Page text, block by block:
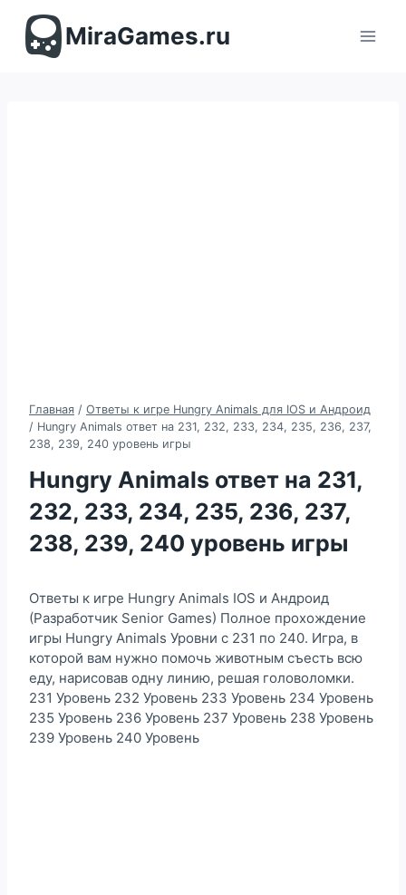
содержимомуMiraGames.ru
Главная / Ответы к игре Hungry Animals для IOS и Андроид
/ Hungry Animals ответ на 231, 232, 233, 234, 235, 236, 237,
238, 239, 240 уровень игры
Hungry Animals ответ на 231,
232, 233, 234, 235, 236, 237,
238, 239, 240 уровень игры
Ответы к игре Hungry Animals IOS и Андроид
(Разработчик Senior Games) Полное прохождение
игры Hungry Animals Уровни с 231 по 240. Игра, в
которой вам нужно помочь животным съесть всю
еду, нарисовав одну линию, решая головоломки.
231 Уровень 232 Уровень 233 Уровень 234 Уровень
235 Уровень 236 Уровень 237 Уровень 238 Уровень
239 Уровень 240 Уровень